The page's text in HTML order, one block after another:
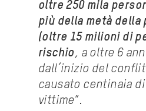
oltre 250 mila
più della metà della
(oltre 15 milioni di
rischio, a oltre 6
dall’inizio del
causato centinaia
vittime”.